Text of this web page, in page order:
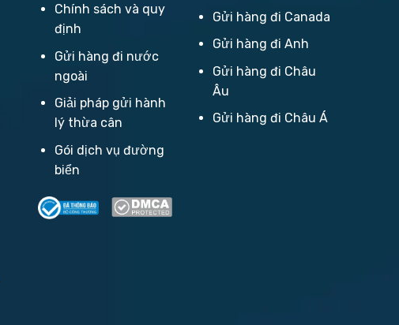
Chính sách và quy
định
Gửi hàng đi nước
ngoài
Giải pháp gửi hành
lý thừa cân
Gói dịch vụ đường
biển
Gửi hàng đi Canada
Gửi hàng đi Anh
Gửi hàng đi Châu
Âu
Gửi hàng đi Châu Á